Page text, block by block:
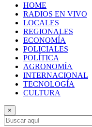
HOME
RADIOS EN VIVO
LOCALES
REGIONALES
ECONOMÍA
POLICIALES
POLÍTICA
AGRONOMÍA
INTERNACIONAL
TECNOLOGÍA
CULTURA
×